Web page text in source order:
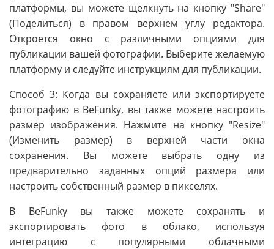
платформы, вы можете щелкнуть на кнопку "Share"
(Поделиться) в правом верхнем углу редактора.
Откроется окно с различными опциями для
публикации вашей фотографии. Выберите желаемую
платформу и следуйте инструкциям для публикации.
Способ 3: Когда вы сохраняете или экспортируете
фотографию в BeFunky, вы также можете настроить
размер изображения. Нажмите на кнопку "Resize"
(Изменить размер) в верхней части окна
сохранения. Вы можете выбрать одну из
предварительно заданных опций размера или
настроить собственный размер в пикселях.
В BeFunky вы также можете сохранять и
экспортировать фото в облако, используя
интеграцию с популярными облачными